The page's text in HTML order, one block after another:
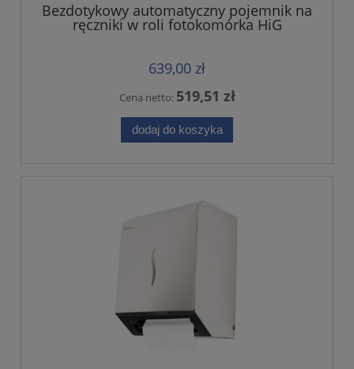
Bezdotykowy automatyczny pojemnik na
ręczniki w roli fotokomórka HiG
639,00 zł
Cena netto: 519,51 zł
dodaj do koszyka